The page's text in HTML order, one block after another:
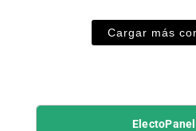
Cargar más